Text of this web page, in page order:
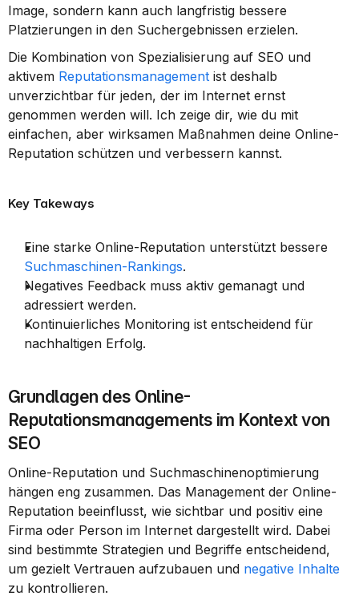
Image, sondern kann auch langfristig bessere
Platzierungen in den Suchergebnissen erzielen.
Die Kombination von Spezialisierung auf SEO und
aktivem Reputationsmanagement ist deshalb
unverzichtbar für jeden, der im Internet ernst
genommen werden will. Ich zeige dir, wie du mit
einfachen, aber wirksamen Maßnahmen deine Online-
Reputation schützen und verbessern kannst.
Key Takeways
Suchmaschinen-Rankings.
Negatives Feedback muss aktiv gemanagt und
adressiert werden.
Kontinuierliches Monitoring ist entscheidend für
nachhaltigen Erfolg.
Grundlagen des Online-
Reputationsmanagements im Kontext von
SEO
Online-Reputation und Suchmaschinenoptimierung
hängen eng zusammen. Das Management der Online-
Reputation beeinflusst, wie sichtbar und positiv eine
Firma oder Person im Internet dargestellt wird. Dabei
sind bestimmte Strategien und Begriffe entscheidend,
um gezielt Vertrauen aufzubauen und negative Inhalte
zu kontrollieren.